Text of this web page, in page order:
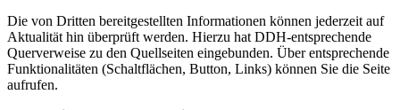
Die von Dritten bereitgestellten Informationen können jederzeit auf
Aktualität hin überprüft werden. Hierzu hat DDH-entsprechende
Querverweise zu den Quellseiten eingebunden. Über entsprechende
Funktionalitäten (Schaltflächen, Button, Links) können Sie die Seite
aufrufen.